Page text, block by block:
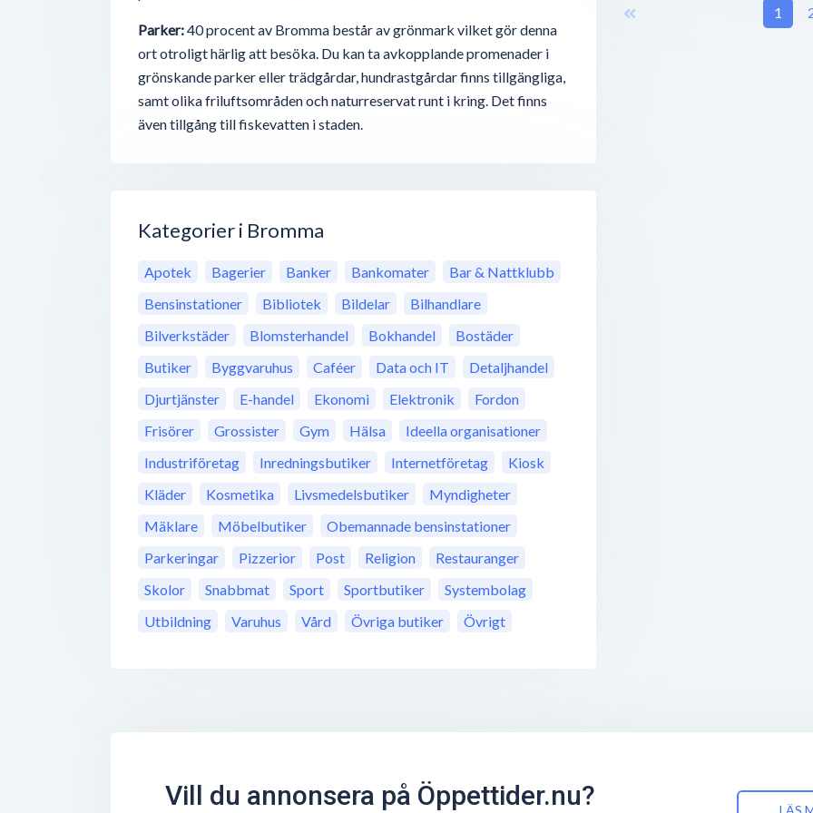
Parker:40 procent av Bromma består av grönmark vilket gör denna
ort otroligt härlig att besöka. Du kan ta avkopplande promenader i
grönskande parker eller trädgårdar, hundrastgårdar finns tillgängliga,
samt olika friluftsområden och naturreservat runt i kring. Det finns
även tillgång till fiskevatten i staden.
Kategorier i Bromma
Apotek Bagerier Banker Bankomater
Bar & Nattklubb
Bensinstationer
Bibliotek Bildelar
Bilhandlare
Bilverkstäder
Blomsterhandel Bokhandel
Bostäder
Butiker
Byggvaruhus Caféer Data och IT
Detaljhandel
Djurtjänster
E-handel Ekonomi Elektronik
Fordon
Frisörer
Grossister Gym Hälsa
Ideella organisationer
Industriföretag
Inredningsbutiker Internetföretag
Kiosk
Kläder
Kosmetika Livsmedelsbutiker
Myndigheter
Mäklare
Möbelbutiker
Obemannade bensinstationer
Parkeringar
Pizzerior Post Religion
Restauranger
Skolor
Snabbmat Sport Sportbutiker
Systembolag
Utbildning
Varuhus Vård Övriga butiker Övrigt
1
Vill du annonsera på Öppettider.nu? LÄS